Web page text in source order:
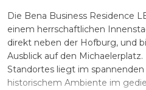
Die Bena Business Residence
einem herrschaftlichen
direkt neben der Hofburg, und
Ausblick auf den
Standortes liegt im
historischem Ambiente im